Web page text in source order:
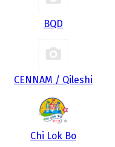
BQD
CENNAM / Qileshi
Chi Lok Bo